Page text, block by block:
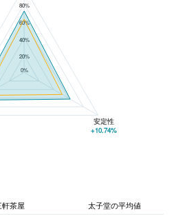
80%
60%
40%
20%
0%
安定性
+10.74%
茶屋
太子堂の平均値